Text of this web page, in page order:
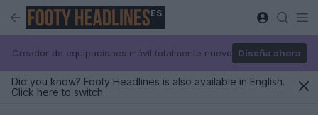
ES
Creador de equipaciones móvil totalmente nuevo Diseña ahora
Did you know? Footy Headlines is also available in English.
Click here to switch.